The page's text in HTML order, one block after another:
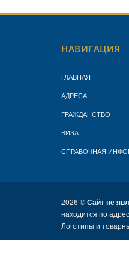
НАВИГАЦИЯ
ГЛАВНАЯ
АДРЕСА
ГРАЖДАНСТВО
ВИЗА
СПРАВОЧНАЯ
2026 ©Сайт не
находится по
Логотипы и